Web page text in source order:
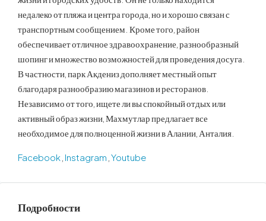
недалеко от пляжа и центра города, но и хорошо связан с
транспортным сообщением. Кроме того, район
обеспечивает отличное здравоохранение, разнообразный
шопинг и множество возможностей для проведения досуга.
В частности, парк Акдениз дополняет местный опыт
благодаря разнообразию магазинов и ресторанов.
Независимо от того, ищете ли вы спокойный отдых или
активный образ жизни, Махмутлар предлагает все
необходимое для полноценной жизни в Алании, Анталия.
Facebook Instagram Youtube
Подробности